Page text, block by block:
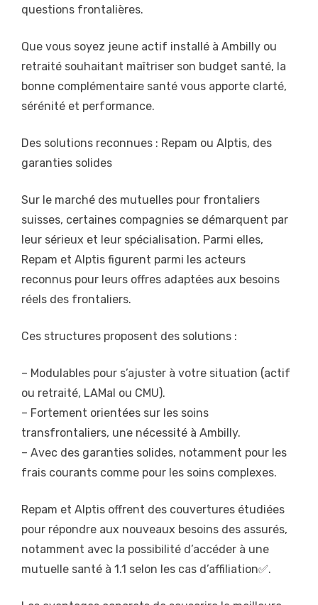
questions frontalières.
Que vous soyez jeune actif installé à Ambilly ou
retraité souhaitant maîtriser son budget santé, la
bonne complémentaire santé vous apporte clarté,
sérénité et performance.
Des solutions reconnues : Repam ou Alptis, des
garanties solides
Sur le marché des mutuelles pour frontaliers
suisses, certaines compagnies se démarquent par
leur sérieux et leur spécialisation. Parmi elles,
Repam et Alptis figurent parmi les acteurs
reconnus pour leurs offres adaptées aux besoins
réels des frontaliers.
Ces structures proposent des solutions :
– Modulables pour s’ajuster à votre situation (actif
ou retraité, LAMal ou CMU).
– Fortement orientées sur les soins
transfrontaliers, une nécessité à Ambilly.
– Avec des garanties solides, notamment pour les
frais courants comme pour les soins complexes.
Repam et Alptis offrent des couvertures étudiées
pour répondre aux nouveaux besoins des assurés,
notamment avec la possibilité d’accéder à une
mutuelle santé à 1.1 selon les cas d’affiliation✅.